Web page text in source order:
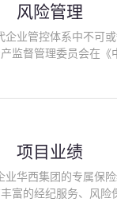
、优质的保险经纪服务
风险管理
企业管控体系中不可
监督管理委员会在《
理成本，提高经营效
、风险防范、风险转
家式的服务，拓展和
项目业绩
业华西集团的专属保
富的经纪服务、风险